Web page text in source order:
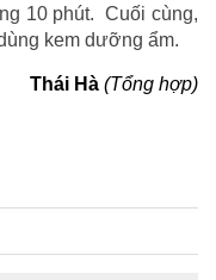
10 phút. Cuối cùng,
kem dưỡng ẩm.
Thái Hà (Tổng hợp)